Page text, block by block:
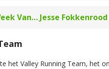
Van… Jesse Fokkenrood
het Valley Running Team, het